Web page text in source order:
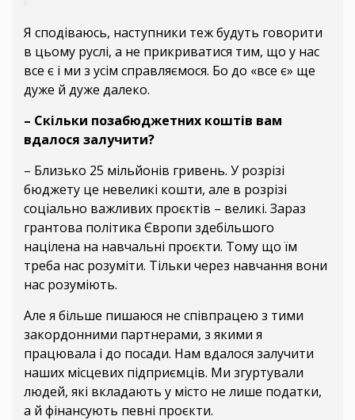
Я сподіваюсь, наступники теж будуть говорити
в цьому руслі, а не прикриватися тим, що у нас
все є і ми з усім справляємося. Бо до «все є» ще
дуже й дуже далеко.
– Скільки позабюджетних коштів вам
вдалося залучити?
– Близько 25 мільйонів гривень. У розрізі
бюджету це невеликі кошти, але в розрізі
соціально важливих проєктів – великі. Зараз
грантова політика Європи здебільшого
націлена на навчальні проєкти. Тому що їм
треба нас розуміти. Тільки через навчання вони
нас розуміють.
Але я більше пишаюся не співпрацею з тими
закордонними партнерами, з якими я
працювала і до посади. Нам вдалося залучити
наших місцевих підприємців. Ми згуртували
людей, які вкладають у місто не лише податки,
а й фінансують певні проєкти.